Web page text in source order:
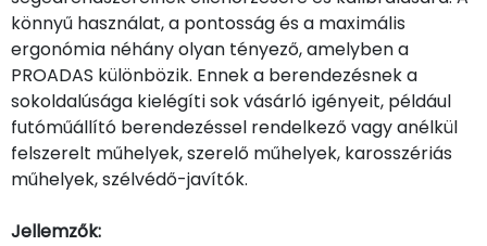
könnyű használat, a pontosság és a maximális
ergonómia néhány olyan tényező, amelyben a
PROADAS különbözik. Ennek a berendezésnek a
sokoldalúsága kielégíti sok vásárló igényeit, például
futóműállító berendezéssel rendelkező vagy anélkül
felszerelt műhelyek, szerelő műhelyek, karosszériás
műhelyek, szélvédő-javítók.
Jellemzők: